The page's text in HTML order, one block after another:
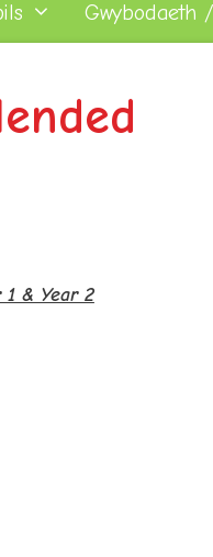
Gwybodaeth
1 & Year 2